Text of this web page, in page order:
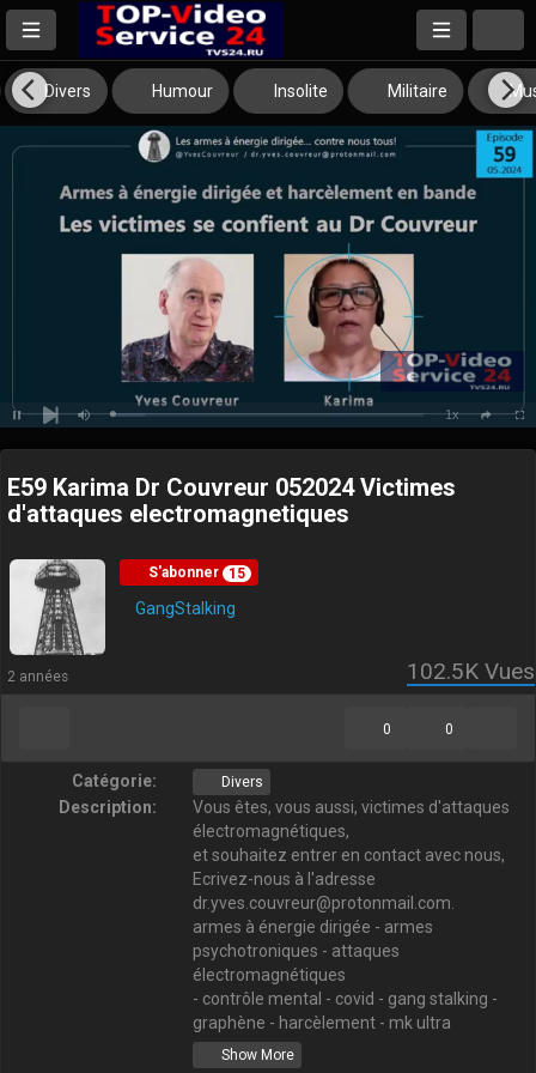
Divers Humour Insolite Militaire
Pause
Next
Mute Loaded:
10.41%
1xPlayback
Rate
E59 Karima Dr Couvreur 052024 Victimes
d'attaques electromagnetiques
S'abonner 15
GangStalking
2 années 102.5K Vues
0
0
Catégorie: Divers
Description:
Vous êtes, vous aussi, victimes d'attaques
électromagnétiques,
et souhaitez entrer en contact avec nous,
Ecrivez-nous à l'adresse
dr.yves.couvreur@protonmail.com.
armes à énergie dirigée - armes
psychotroniques - attaques
électromagnétiques
- contrôle mental - covid - gang stalking -
graphène - harcèlement - mk ultra
- ondes - vaccination covid - victimes - 5G
Show More